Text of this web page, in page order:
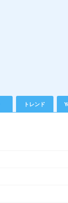
トレンド